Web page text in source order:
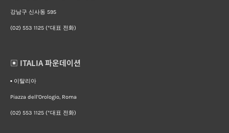
강남구 신사동 595
(02) 553 1125 (*대표 전화)
▣ ITALIA 파운데이션
▪︎ 이탈리아
Piazza dell’Orologio, Roma
(02) 553 1125 (*대표 전화)